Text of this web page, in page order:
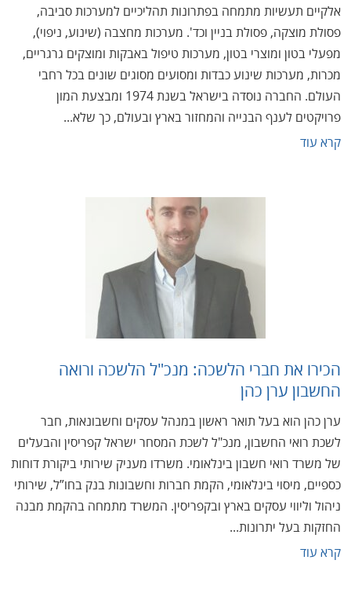
אלקיים תעשיות מתמחה בפתרונות תהליכיים למערכות סביבה,
פסולת מוצקה, פסולת בניין וכד'. מערכות מחצבה (שינוע, ניפוי),
מפעלי בטון ומוצרי בטון, מערכות טיפול באבקות ומוצקים גרגריים,
מכרות, מערכות שינוע כבדות ומסועים מסוגים שונים בכל רחבי
העולם. החברה נוסדה בישראל בשנת 1974 ומבצעת המון
פרויקטים לענף הבנייה והמחזור בארץ ובעולם, כך שלא...
קרא עוד
הכירו את חברי הלשכה: מנכ"ל הלשכה ורואה
החשבון ערן כהן
ערן כהן הוא בעל תואר ראשון במנהל עסקים וחשבונאות, חבר
לשכת רואי החשבון, מנכ"ל לשכת המסחר ישראל קפריסין והבעלים
של משרד רואי חשבון בינלאומי. משרדו מעניק שירותי ביקורת דוחות
כספיים, מיסוי בינלאומי, הקמת חברות וחשבונות בנק בחו”ל, שירותי
ניהול וליווי עסקים בארץ ובקפריסין. המשרד מתמחה בהקמת מבנה
החזקות בעל יתרונות...
קרא עוד